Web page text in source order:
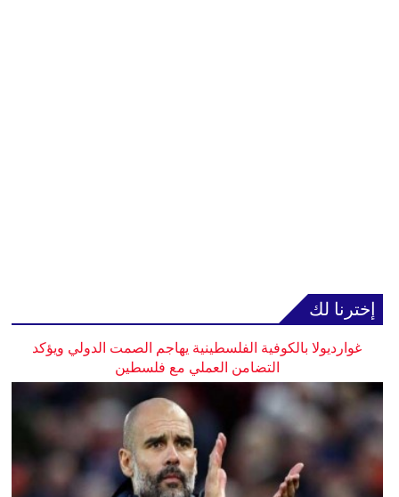
إخترنا لك
غوارديولا بالكوفية الفلسطينية يهاجم الصمت الدولي ويؤكد
التضامن العملي مع فلسطين